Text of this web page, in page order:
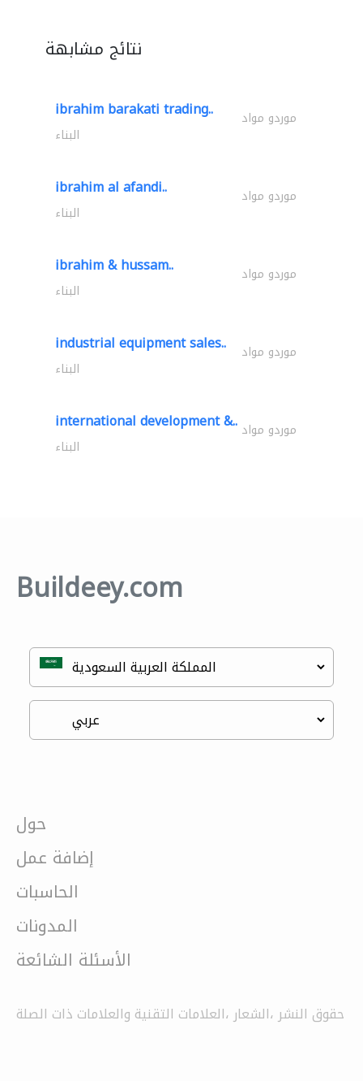
نتائج مشابهة
ibrahim barakati trading.. موردو مواد
البناء
ibrahim al afandi.. موردو مواد
البناء
ibrahim & hussam.. موردو مواد
البناء
industrial equipment sales.. موردو مواد
البناء
international development &.. موردو مواد
البناء
Buildeey.com
حول
إضافة عمل
الحاسبات
المدونات
الأسئلة الشائعة
حقوق النشر ،الشعار ،العلامات التقنية والعلامات ذات الصلة